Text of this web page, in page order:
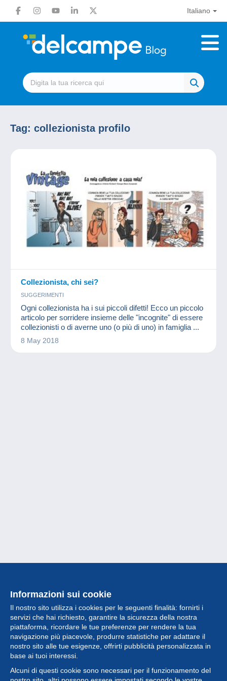
Italiano
Tag: collezionista profilo
Collezionista, chi sei?
SUGGERIMENTI
Ogni collezionista ha i sui piccoli difetti! Ecco un piccolo
articolo per sorridere insieme delle "incognite" di essere
collezionisti o di averne uno (o più di uno) in famiglia ...
8 May 2018
Informazioni sui cookie
Il nostro sito utilizza i cookies per le seguenti finalità: fornirti i
servizi che hai richiesto, garantire la sicurezza della nostra
piattaforma, ricordare le tue preferenze per rendere la tua
navigazione più piacevole, produrre statistiche per adattare il
nostro sito alle tue esigenze, offrirti pubblicità personalizzata in
base ai tuoi interessi.
Alcuni di questi cookie sono necessari per il funzionamento del
Collezione
Novità